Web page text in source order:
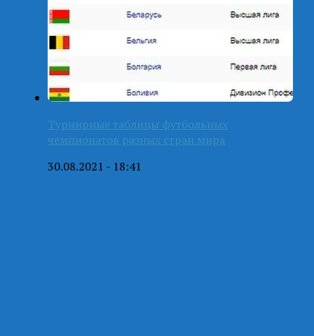
Турнирные таблицы футбольных
чемпионатов разных стран мира
30.08.2021 - 18:41